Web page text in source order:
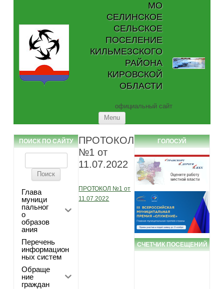
МО
СЕЛИНСКОЕ
СЕЛЬСКОЕ
ПОСЕЛЕНИЕ
КИЛЬМЕЗСКОГО
РАЙОНА
КИРОВСКОЙ
ОБЛАСТИ
официальный сайт
Menu
ПОИСК ПО САЙТУ
Глава
муници
пальног
о
образов
ания
Перечень
информацион
ных систем
Обраще
ние
граждан
ПРОТОКОЛ
№1 от
11.07.2022
ПРОТОКОЛ №1 от
11.07.2022
ГОЛОСУЙ
СЧЕТЧИК ПОСЕЩЕНИЙ